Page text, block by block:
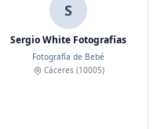
S
Sergio White Fotografías
Fotografía de Bebé
Cáceres(10005)